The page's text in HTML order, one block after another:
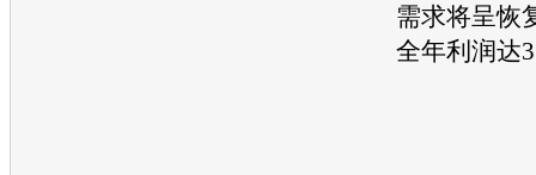
需求将呈恢
全年利润达